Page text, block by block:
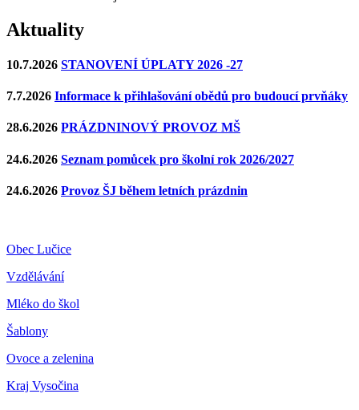
Aktuality
10.7.2026 STANOVENÍ ÚPLATY 2026 -27
7.7.2026 Informace k přihlašování obědů pro budoucí prvňáky
28.6.2026 PRÁZDNINOVÝ PROVOZ MŠ
24.6.2026 Seznam pomůcek pro školní rok 2026/2027
24.6.2026 Provoz ŠJ během letních prázdnin
Obec Lučice
Vzdělávání
Mléko do škol
Šablony
Ovoce a zelenina
Kraj Vysočina